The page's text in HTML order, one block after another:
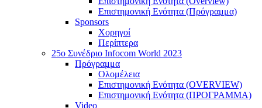
Επιστημονική Ενότητα (Πρόγραμμα)
Sponsors
Χορηγοί
Περίπτερα
25o Συνέδριο Infocom World 2023
Πρόγραμμα
Ολομέλεια
Επιστημονική Ενότητα (OVERVIEW)
Επιστημονική Ενότητα (ΠΡΟΓΡΑΜΜΑ)
Video